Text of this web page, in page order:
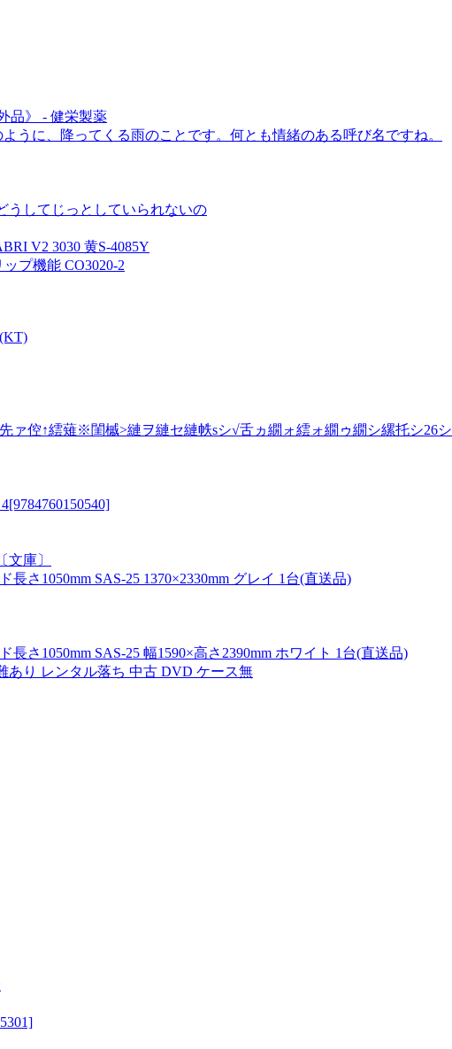
品》 - 健栄製薬
うに、降ってくる雨のことです。何とも情緒のある呼び名ですね。
うしてじっとしていられないの
V2 3030 黄S-4085Y
プ機能 CO3020-2
ァ倥↑繧薙※閨槭>縺ヲ縺セ縺帙sシ√舌ヵ繝ォ繧ォ繝ゥ繝シ縲托シ26シ
庫〕
さ1050mm SAS-25 1370×2330mm グレイ 1台(直送品)
さ1050mm SAS-25 幅1590×高さ2390mm ホワイト 1台(直送品)
あり レンタル落ち 中古 DVD ケース無